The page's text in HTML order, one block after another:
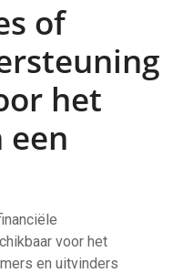
of
het
een
voor het
en uitvinders